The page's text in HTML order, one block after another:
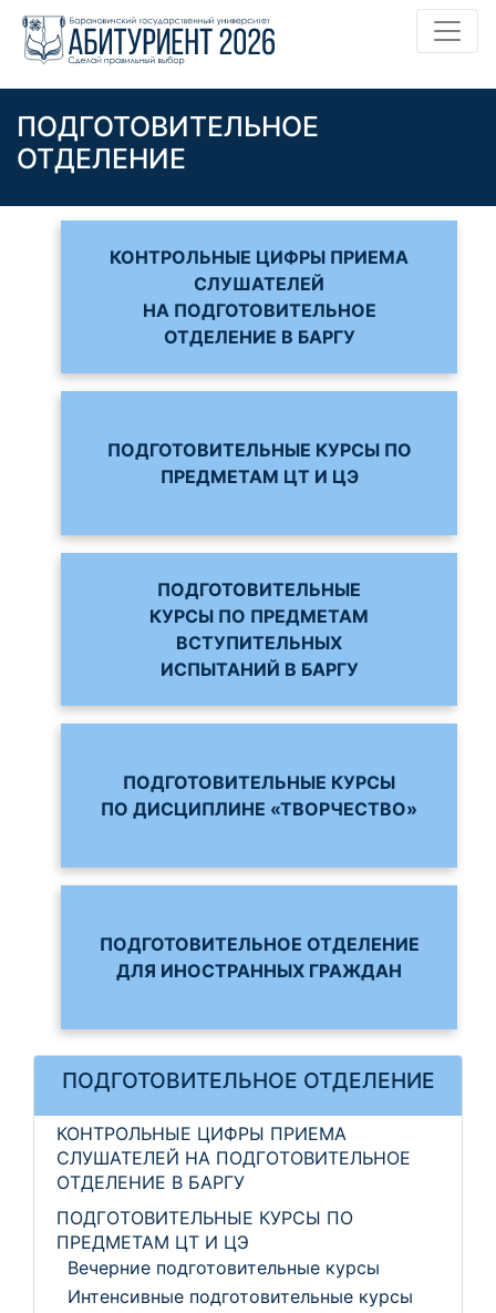
ПОДГОТОВИТЕЛЬНОЕ
ОТДЕЛЕНИЕ
ПОДГОТОВИТЕЛЬНОЕ ОТДЕЛЕНИЕ
КОНТРОЛЬНЫЕ ЦИФРЫ ПРИЕМА
СЛУШАТЕЛЕЙ НА ПОДГОТОВИТЕЛЬНОЕ
ОТДЕЛЕНИЕ В БАРГУ
ПОДГОТОВИТЕЛЬНЫЕ КУРСЫ ПО
ПРЕДМЕТАМ ЦТ И ЦЭ
Вечерние подготовительные курсы
Интенсивные подготовительные курсы
КОНТРОЛЬНЫЕ ЦИФРЫ ПРИЕМА
СЛУШАТЕЛЕЙ
НА ПОДГОТОВИТЕЛЬНОЕ
ОТДЕЛЕНИЕ В БАРГУ
ПОДГОТОВИТЕЛЬНЫЕ КУРСЫ ПО
ПРЕДМЕТАМ ЦТ И ЦЭ
ПОДГОТОВИТЕЛЬНЫЕ
КУРСЫ ПО ПРЕДМЕТАМ
ВСТУПИТЕЛЬНЫХ
ИСПЫТАНИЙ В БАРГУ
ПОДГОТОВИТЕЛЬНЫЕ КУРСЫ
ПО ДИСЦИПЛИНЕ «ТВОРЧЕСТВО»
ПОДГОТОВИТЕЛЬНОЕ ОТДЕЛЕНИЕ
ДЛЯ ИНОСТРАННЫХ ГРАЖДАН